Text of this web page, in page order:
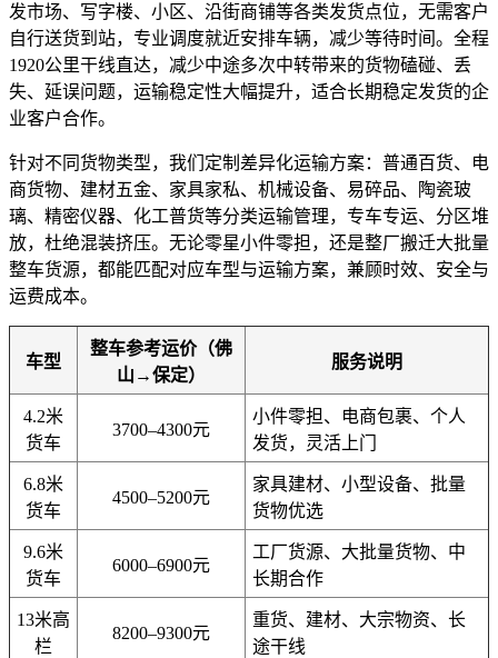
发市场、写字楼、小区、沿街商铺等各类发货点位，无需客户
自行送货到站，专业调度就近安排车辆，减少等待时间。全程
1920公里干线直达，减少中途多次中转带来的货物磕碰、丢
失、延误问题，运输稳定性大幅提升，适合长期稳定发货的企
业客户合作。
针对不同货物类型，我们定制差异化运输方案：普通百货、电
商货物、建材五金、家具家私、机械设备、易碎品、陶瓷玻
璃、精密仪器、化工普货等分类运输管理，专车专运、分区堆
放，杜绝混装挤压。无论零星小件零担，还是整厂搬迁大批量
整车货源，都能匹配对应车型与运输方案，兼顾时效、安全与
运费成本。
车型
整车参考运价（佛
山→保定）
服务说明
4.2米
货车
3700–4300元
小件零担、电商包裹、个人
发货，灵活上门
6.8米
货车
4500–5200元
家具建材、小型设备、批量
货物优选
9.6米
货车
6000–6900元
工厂货源、大批量货物、中
长期合作
13米高
栏
8200–9300元
重货、建材、大宗物资、长
途干线